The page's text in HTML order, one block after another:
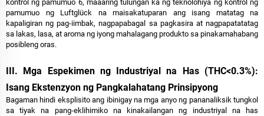
kontrol ng pamumuo 6, maaaring tulungan ka ng teknolohiya ng kontrol ng
pamumuo ng Luftglück na maisakatuparan ang isang matatag na
kapaligiran ng pag-iimbak, nagpapabagal sa pagkasira at nagpapatatatag
sa lakas, lasa, at aroma ng iyong mahalagang produkto sa pinakamahabang
posibleng oras.
III. Mga Espekimen ng Industriyal na Has (THC<0.3%):
Isang Ekstenzyon ng Pangkalahatang Prinsipyong
Bagaman hindi eksplisito ang ibinigay na mga anyo ng pananaliksik tungkol
sa tiyak na pang-eklihimiko na kinakailangan ng industriyal na has